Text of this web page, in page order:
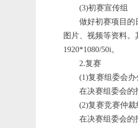
(3)初赛宣传组
做好初赛项目的
图片、视频等资料
1920*1080/50i。
2.复赛
(1)复赛组委会办
在决赛组委会的
(2)复赛竞赛仲裁
在决赛组委会的